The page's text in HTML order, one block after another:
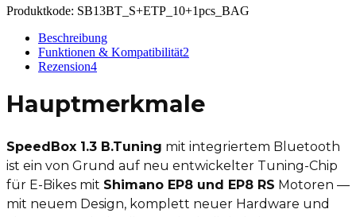
Produktkode: SB13BT_S+ETP_10+1pcs_BAG
Beschreibung
Funktionen & Kompatibilität2
Rezension4
Hauptmerkmale
SpeedBox 1.3 B.Tuning mit integriertem Bluetooth
ist ein von Grund auf neu entwickelter Tuning-Chip
für E-Bikes mit Shimano EP8 und EP8 RS Motoren —
mit neuem Design, komplett neuer Hardware und